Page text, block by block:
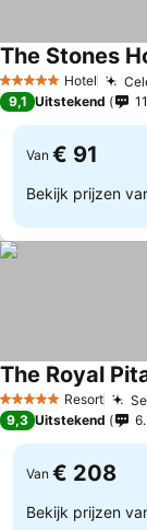
5 Sterren Hotel
The Stones
9,1 Uitstekend
Van € 91
Bekijk prijzen
5 Sterren Resort
The Royal
9,3 Uitstekend
Van € 208
Bekijk prijzen